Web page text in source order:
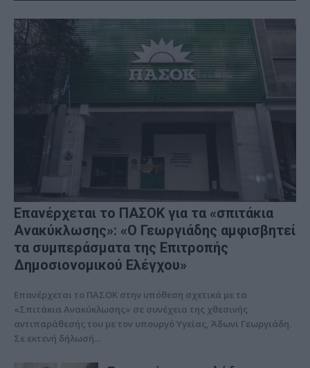
Επανέρχεται το ΠΑΣΟΚ για τα «σπιτάκια
Ανακύκλωσης»: «Ο Γεωργιάδης αμφισβητεί
τα συμπεράσματα της Επιτροπής
Δημοσιονομικού Ελέγχου»
Επανέρχεται το ΠΑΣΟΚ στην υπόθεση σχετικά με τα
«Σπιτάκια Ανακύκλωσης» σε συνέχεια της χθεσινής
αντιπαράθεσής του με τον υπουργό Υγείας, Άδωνι Γεωργιάδη.
Σε εκτενή δήλωσή...